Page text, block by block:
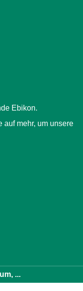
...
Ebikon.
auf mehr, um unsere